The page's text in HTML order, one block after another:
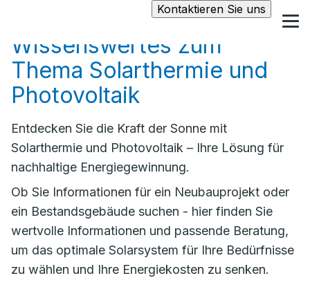
Kontaktieren Sie uns
Wissenswertes zum
Thema Solarthermie und
Photovoltaik
Entdecken Sie die Kraft der Sonne mit
Solarthermie und Photovoltaik – Ihre Lösung für
nachhaltige Energiegewinnung.
Ob Sie Informationen für ein Neubauprojekt oder
ein Bestandsgebäude suchen - hier finden Sie
wertvolle Informationen und passende Beratung,
um das optimale Solarsystem für Ihre Bedürfnisse
zu wählen und Ihre Energiekosten zu senken.